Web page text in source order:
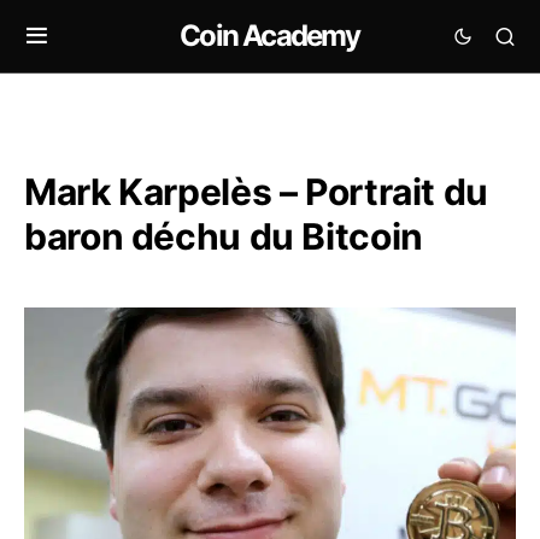
Coin Academy
Mark Karpelès – Portrait du
baron déchu du Bitcoin